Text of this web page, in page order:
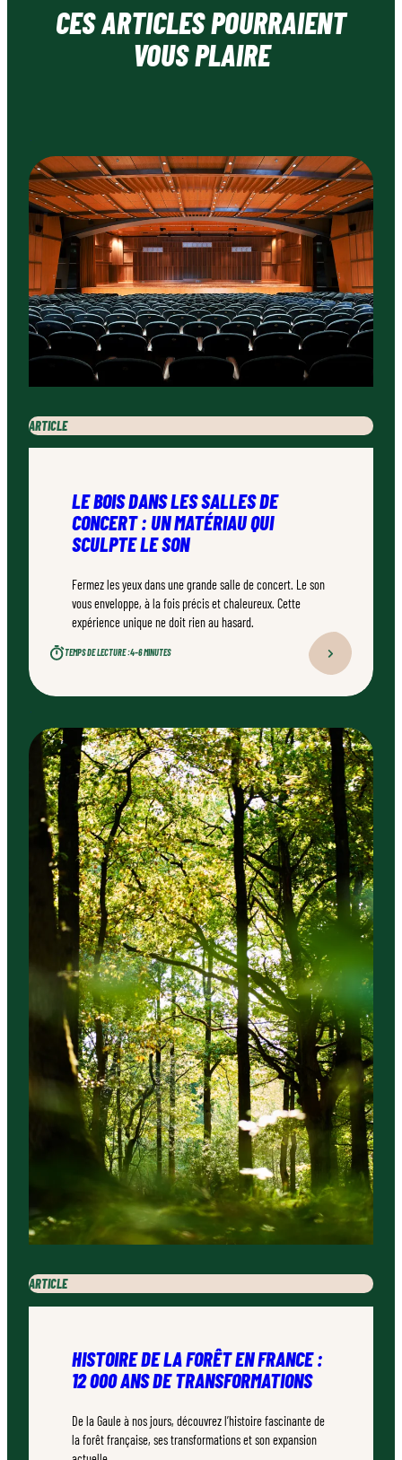
CES ARTICLES POURRAIENT
VOUS PLAIRE
ARTICLE
LE BOIS DANS LES SALLES DE
CONCERT : UN MATÉRIAU QUI
SCULPTE LE SON
Fermez les yeux dans une grande salle de concert. Le son
vous enveloppe, à la fois précis et chaleureux. Cette
expérience unique ne doit rien au hasard.
TEMPS DE LECTURE :4–6 MINUTES
ARTICLE
HISTOIRE DE LA FORÊT EN FRANCE :
12 000 ANS DE TRANSFORMATIONS
De la Gaule à nos jours, découvrez l’histoire fascinante de
la forêt française, ses transformations et son expansion